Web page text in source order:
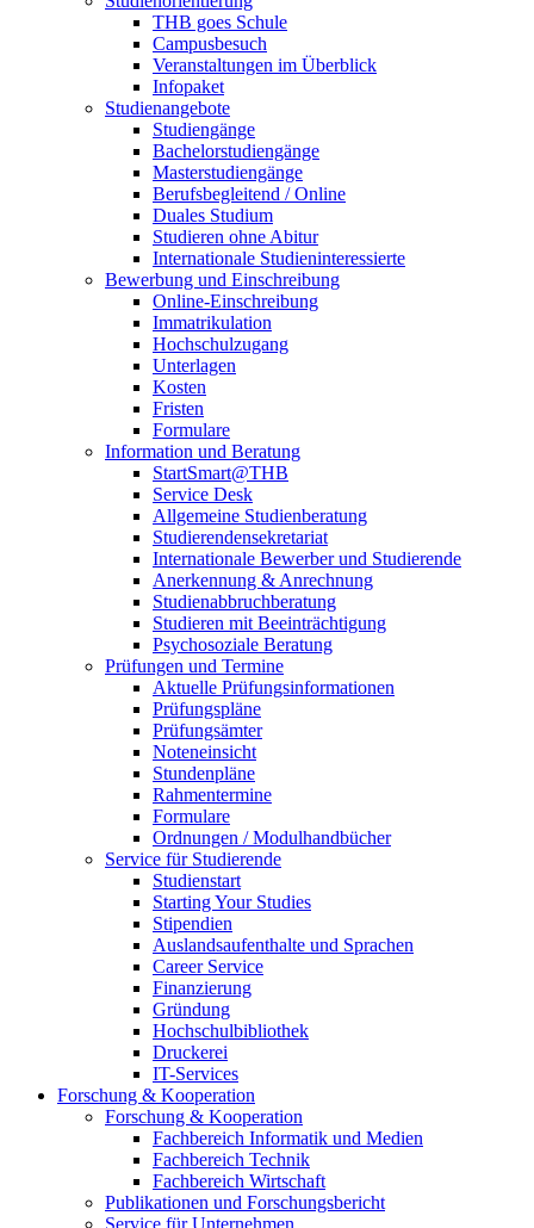
THB goes Schule
Campusbesuch
Veranstaltungen im Überblick
Infopaket
Studienangebote
Studiengänge
Bachelorstudiengänge
Masterstudiengänge
Berufsbegleitend / Online
Duales Studium
Studieren ohne Abitur
Internationale Studieninteressierte
Bewerbung und Einschreibung
Online-Einschreibung
Immatrikulation
Hochschulzugang
Unterlagen
Kosten
Fristen
Formulare
Information und Beratung
StartSmart@THB
Service Desk
Allgemeine Studienberatung
Studierendensekretariat
Internationale Bewerber und Studierende
Anerkennung & Anrechnung
Studienabbruchberatung
Studieren mit Beeinträchtigung
Psychosoziale Beratung
Prüfungen und Termine
Aktuelle Prüfungsinformationen
Prüfungspläne
Prüfungsämter
Noteneinsicht
Stundenpläne
Rahmentermine
Formulare
Ordnungen / Modulhandbücher
Service für Studierende
Studienstart
Starting Your Studies
Stipendien
Auslandsaufenthalte und Sprachen
Career Service
Finanzierung
Gründung
Hochschulbibliothek
Druckerei
IT-Services
Forschung & Kooperation
Forschung & Kooperation
Fachbereich Informatik und Medien
Fachbereich Technik
Fachbereich Wirtschaft
Publikationen und Forschungsbericht
Service für Unternehmen